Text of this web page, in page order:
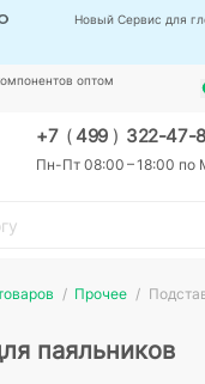
Новый Сервис для
оптом
+7 (499 ) 322-47-
Пн-Пт 08:00 – 18:00 по
Прочее
паяльников